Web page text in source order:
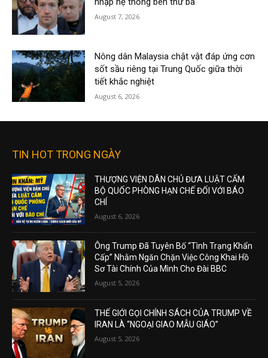
August 7, 2026
Nông dân Malaysia chật vật đáp ứng cơn
sốt sầu riêng tại Trung Quốc giữa thời
tiết khắc nghiệt
August 6, 2026
TIN HOT TRONG NGÀY
THƯỢNG VIỆN DÂN CHỦ ĐƯA LUẬT CẤM
BỘ QUỐC PHÒNG HẠN CHẾ ĐỐI VỚI BÁO
CHÍ
August 6, 2026
Ông Trump Đã Tuyên Bố “Tình Trạng Khẩn
Cấp” Nhằm Ngăn Chặn Việc Công Khai Hồ
Sơ Tài Chính Của Mình Cho Đài BBC
August 5, 2026
THẾ GIỚI GỌI CHÍNH SÁCH CỦA TRUMP VỀ
IRAN LÀ “NGOẠI GIAO MẪU GIÁO”
August 5, 2026